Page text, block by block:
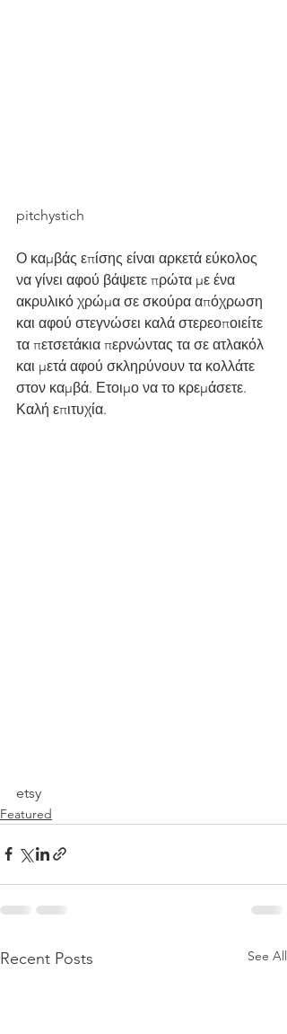
pitchystich
Ο καμβάς επίσης είναι αρκετά εύκολος
να γίνει αφού βάψετε πρώτα με ένα
ακρυλικό χρώμα σε σκούρα απόχρωση
και αφού στεγνώσει καλά στερεοποιείτε
τα πετσετάκια περνώντας τα σε ατλακόλ
και μετά αφού σκληρύνουν τα κολλάτε
στον καμβά. Ετοιμο να το κρεμάσετε.
Καλή επιτυχία.
etsy
Featured
Recent Posts See All